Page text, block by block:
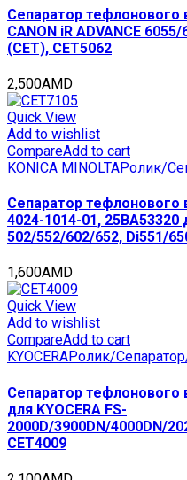
Pro
Color
MFP
M375/M475
(CET),
CET2635
quantity
Сепаратор тефлонового
CANON iR ADVANCE
(CET), CET5062
2,500AMD
Quick View
Add to wishlist
CompareAdd to cart
KONICA MINOLTAРолик/
Сепаратор тефлонового
4024-1014-01, 25BA53320
502/552/602/652, Di551/
1,600AMD
Quick View
Add to wishlist
CompareAdd to cart
KYOCERAРолик/
Сепаратор тефлонового
для KYOCERA FS-
2000D/3900DN/4000DN/
CET4009